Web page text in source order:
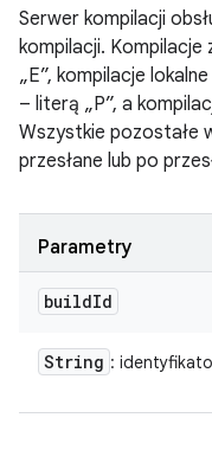
Serwer kompilacji
kompilacji.
„E”, kompilacje
– literą „P”, a
Wszystkie pozostałe
przesłane lub po
Parametry
buildId
String :